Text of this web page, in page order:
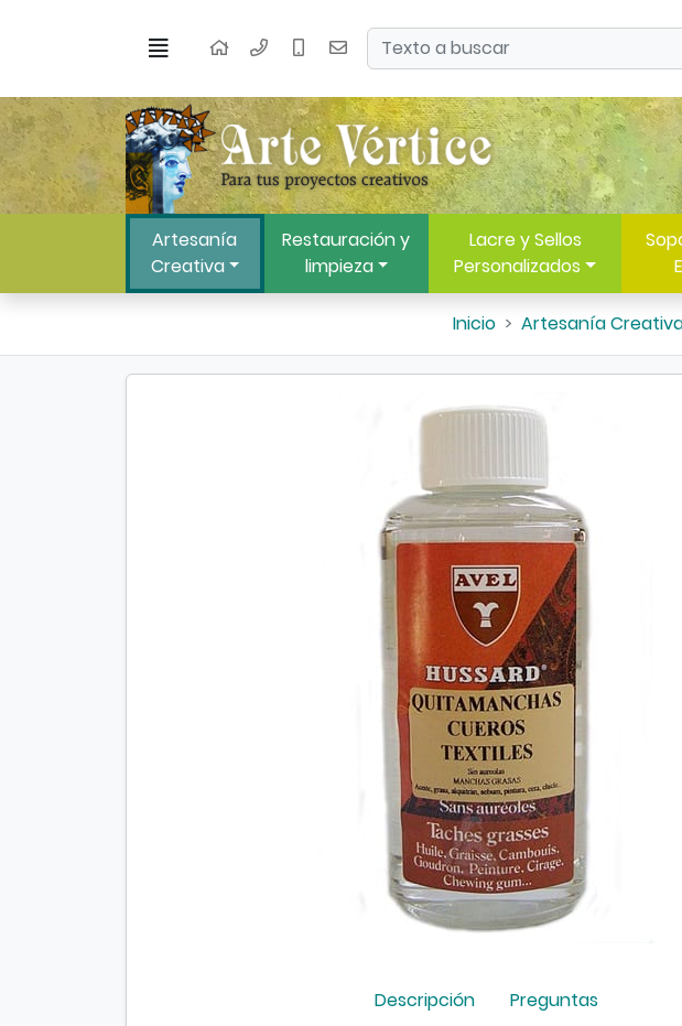
Menú Inicio Buscar
Artesanía
Creativa
Restauración y
limpieza
Lacre y Sellos
Personalizados
Inicio Artesanía
Descripción
Preguntas